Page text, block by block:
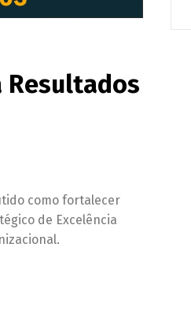
Resultados
como fortalecer
de Excelência